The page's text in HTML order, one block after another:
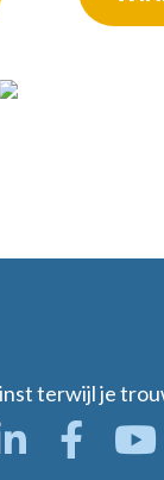
terwijl je